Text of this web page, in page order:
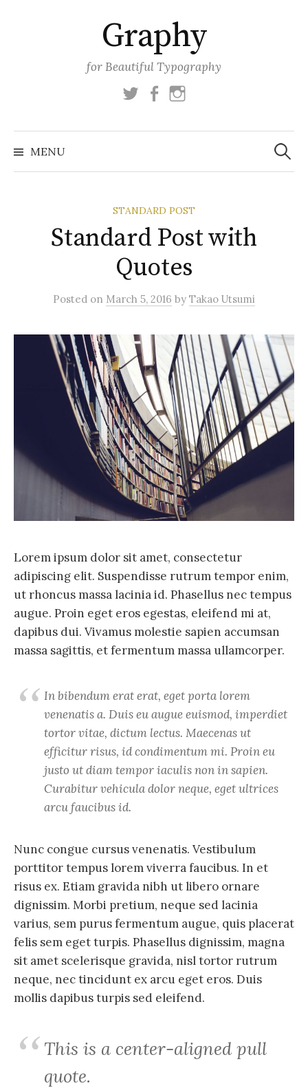
Graphy
for Beautiful Typography
TwitterFacebook
MENU
Search
for:
STANDARD POST
Standard Post with
Quotes
Posted on March 5, 2016 by Takao Utsumi
Lorem ipsum dolor sit amet, consectetur
adipiscing elit. Suspendisse rutrum tempor enim,
ut rhoncus massa lacinia id. Phasellus nec tempus
augue. Proin eget eros egestas, eleifend mi at,
dapibus dui. Vivamus molestie sapien accumsan
massa sagittis, et fermentum massa ullamcorper.
In bibendum erat erat, eget porta lorem
venenatis a. Duis eu augue euismod, imperdiet
tortor vitae, dictum lectus. Maecenas ut
efficitur risus, id condimentum mi. Proin eu
justo ut diam tempor iaculis non in sapien.
Curabitur vehicula dolor neque, eget ultrices
arcu faucibus id.
Nunc congue cursus venenatis. Vestibulum
porttitor tempus lorem viverra faucibus. In et
risus ex. Etiam gravida nibh ut libero ornare
dignissim. Morbi pretium, neque sed lacinia
varius, sem purus fermentum augue, quis placerat
felis sem eget turpis. Phasellus dignissim, magna
sit amet scelerisque gravida, nisl tortor rutrum
neque, nec tincidunt ex arcu eget eros. Duis
mollis dapibus turpis sed eleifend.
This is a center-aligned pull
quote.